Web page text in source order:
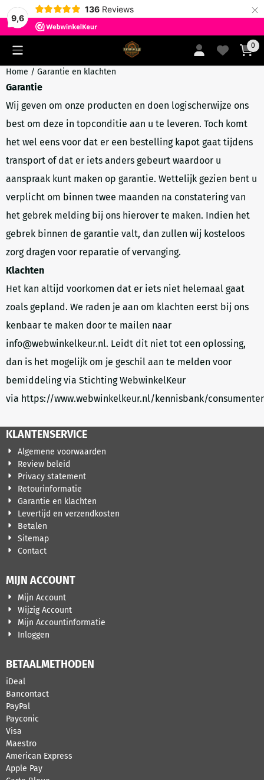
9,6
136 Reviews ×
Cookievoorkeuren zijn momenteel gesloten. 0
Home / Garantie en klachten
Garantie
Wij geven om onze producten en doen logischerwijze ons
best om deze in topconditie aan u te leveren. Toch komt
het wel eens voor dat er een bestelling kapot gaat tijdens
transport of dat er iets anders gebeurt waardoor u
aanspraak kunt maken op garantie. Wettelijk gezien bent u
verplicht om binnen twee maanden na constatering van
het gebrek melding bij ons hierover te maken. Indien het
gebrek binnen de garantie valt, dan zullen wij kosteloos
zorg dragen voor reparatie of vervanging.
Klachten
Het kan altijd voorkomen dat er iets niet helemaal gaat
zoals gepland. We raden je aan om klachten eerst bij ons
kenbaar te maken door te mailen naar
info@webwinkelkeur.nl. Leidt dit niet tot een oplossing,
dan is het mogelijk om je geschil aan te melden voor
bemiddeling via Stichting WebwinkelKeur
via https://www.webwinkelkeur.nl/kennisbank/
KLANTENSERVICE
Algemene voorwaarden
Review beleid
Privacy statement
Retourinformatie
Garantie en klachten
Levertijd en verzendkosten
Betalen
Sitemap
Contact
MIJN ACCOUNT
Mijn Account
Wijzig Account
Mijn Accountinformatie
Inloggen
BETAALMETHODEN
iDeal
Bancontact
PayPal
Payconic
Visa
Maestro
American Express
Apple Pay